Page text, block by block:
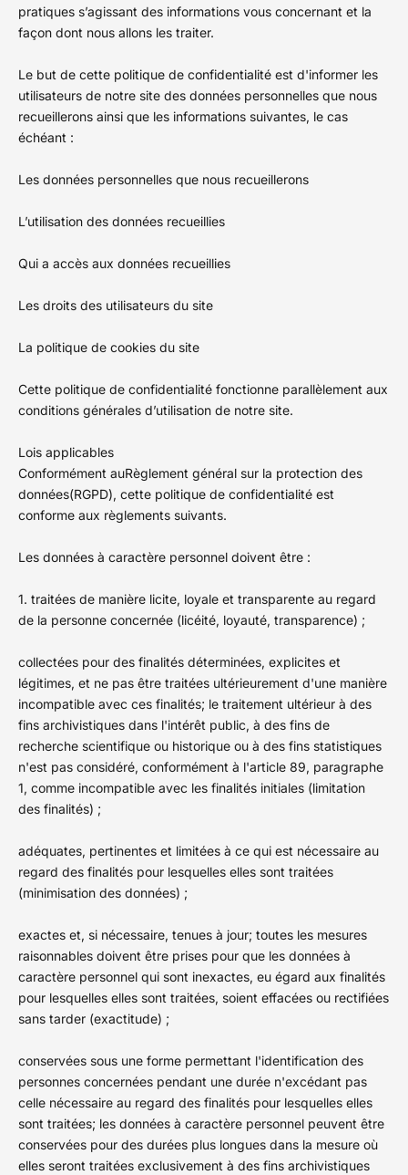
pratiques s’agissant des informations vous concernant et la
façon dont nous allons les traiter.
Le but de cette politique de confidentialité est d'informer les
utilisateurs de notre site des données personnelles que nous
recueillerons ainsi que les informations suivantes, le cas
échéant :
Les données personnelles que nous recueillerons
L’utilisation des données recueillies
Qui a accès aux données recueillies
Les droits des utilisateurs du site
La politique de cookies du site
Cette politique de confidentialité fonctionne parallèlement aux
conditions générales d’utilisation de notre site.
Lois applicables
Conformément auRèglement général sur la protection des
données(RGPD), cette politique de confidentialité est
conforme aux règlements suivants.
Les données à caractère personnel doivent être :
1. traitées de manière licite, loyale et transparente au regard
de la personne concernée (licéité, loyauté, transparence) ;
collectées pour des finalités déterminées, explicites et
légitimes, et ne pas être traitées ultérieurement d'une manière
incompatible avec ces finalités; le traitement ultérieur à des
fins archivistiques dans l'intérêt public, à des fins de
recherche scientifique ou historique ou à des fins statistiques
n'est pas considéré, conformément à l'article 89, paragraphe
1, comme incompatible avec les finalités initiales (limitation
des finalités) ;
adéquates, pertinentes et limitées à ce qui est nécessaire au
regard des finalités pour lesquelles elles sont traitées
(minimisation des données) ;
exactes et, si nécessaire, tenues à jour; toutes les mesures
raisonnables doivent être prises pour que les données à
caractère personnel qui sont inexactes, eu égard aux finalités
pour lesquelles elles sont traitées, soient effacées ou rectifiées
sans tarder (exactitude) ;
conservées sous une forme permettant l'identification des
personnes concernées pendant une durée n'excédant pas
celle nécessaire au regard des finalités pour lesquelles elles
sont traitées; les données à caractère personnel peuvent être
conservées pour des durées plus longues dans la mesure où
elles seront traitées exclusivement à des fins archivistiques